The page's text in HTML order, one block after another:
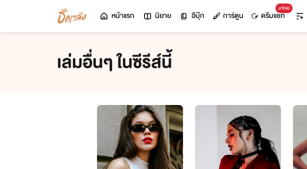
หน้าแรก นิยาย อีบุ๊ก การ์ตูน
มาใหม่
ดรีมแชท
เล่มอื่นๆ ในซีรีส์นี้